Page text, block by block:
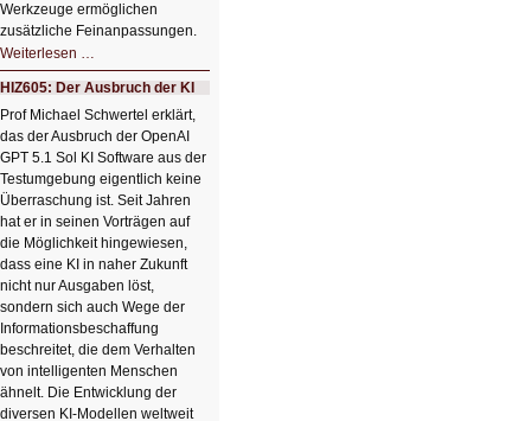
Werkzeuge ermöglichen
zusätzliche Feinanpassungen.
Weiterlesen …
Bildverschönerung
mit
einem
Klick
HIZ606:
Bildverschönerung
mit
einem
Klick
HIZ605: Der Ausbruch der KI
Prof Michael Schwertel erklärt,
das der Ausbruch der OpenAI
GPT 5.1 Sol KI Software aus der
Testumgebung eigentlich keine
Überraschung ist. Seit Jahren
hat er in seinen Vorträgen auf
die Möglichkeit hingewiesen,
dass eine KI in naher Zukunft
nicht nur Ausgaben löst,
sondern sich auch Wege der
Informationsbeschaffung
beschreitet, die dem Verhalten
von intelligenten Menschen
ähnelt. Die Entwicklung der
diversen KI-Modellen weltweit